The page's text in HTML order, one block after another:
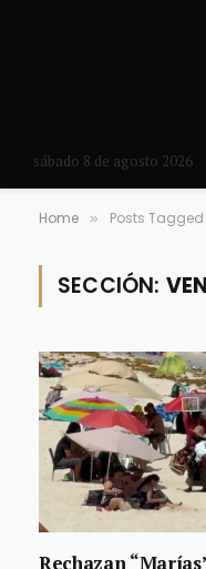
sábado 8 de agosto 2026
Home » Posts
SECCIÓN:
Rechazan